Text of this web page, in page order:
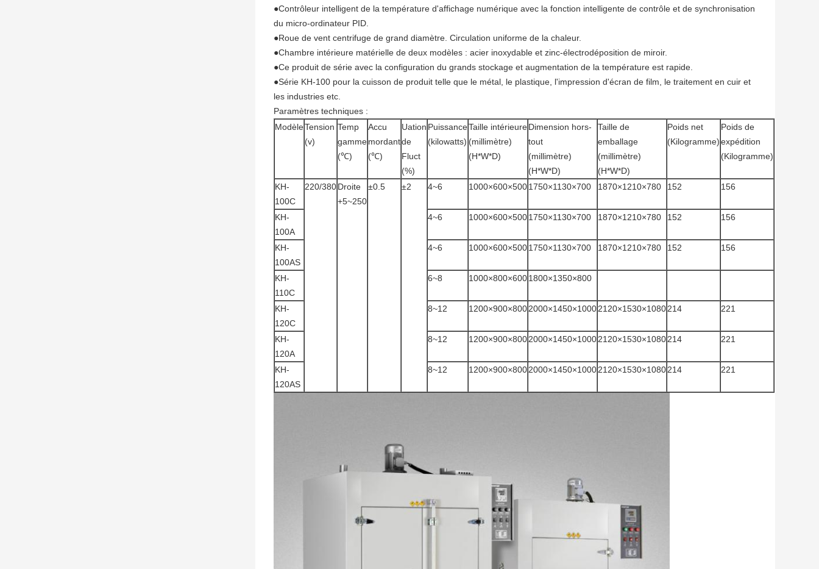
●Contrôleur intelligent de la température d'affichage numérique avec la fonction intelligente de contrôle et de synchronisation
du micro-ordinateur PID.
●Roue de vent centrifuge de grand diamètre. Circulation uniforme de la chaleur.
●Chambre intérieure matérielle de deux modèles : acier inoxydable et zinc-électrodéposition de miroir.
●Ce produit de série avec la configuration du grands stockage et augmentation de la température est rapide.
●Série KH-100 pour la cuisson de produit telle que le métal, le plastique, l'impression d'écran de film, le traitement en cuir et
les industries etc.
Paramètres techniques :
ModèleTension
(v)
Temp
gamme
(℃)
Accu
mordant
(℃)
Uation
de
Fluct
(%)
Puissance
(kilowatts)
Taille intérieure
(millimètre)
(H*W*D)
Dimension hors-
tout
(millimètre)
(H*W*D)
Taille de
emballage
(millimètre)
(H*W*D)
Poids net
(Kilogramme)
Poids de
expédition
(Kilogramme)
KH-
100C
220/380Droite
+5~250
±0.5 ±2 4~6 1000×600×5001750×1130×700 1870×1210×780 152 156
KH-
100A
4~6 1000×600×5001750×1130×700 1870×1210×780 152 156
KH-
100AS
4~6 1000×600×5001750×1130×700 1870×1210×780 152 156
KH-
110C
6~8 1000×800×6001800×1350×800
KH-
120C
8~12 1200×900×8002000×1450×10002120×1530×1080214 221
KH-
120A
8~12 1200×900×8002000×1450×10002120×1530×1080214 221
KH-
120AS
8~12 1200×900×8002000×1450×10002120×1530×1080214 221